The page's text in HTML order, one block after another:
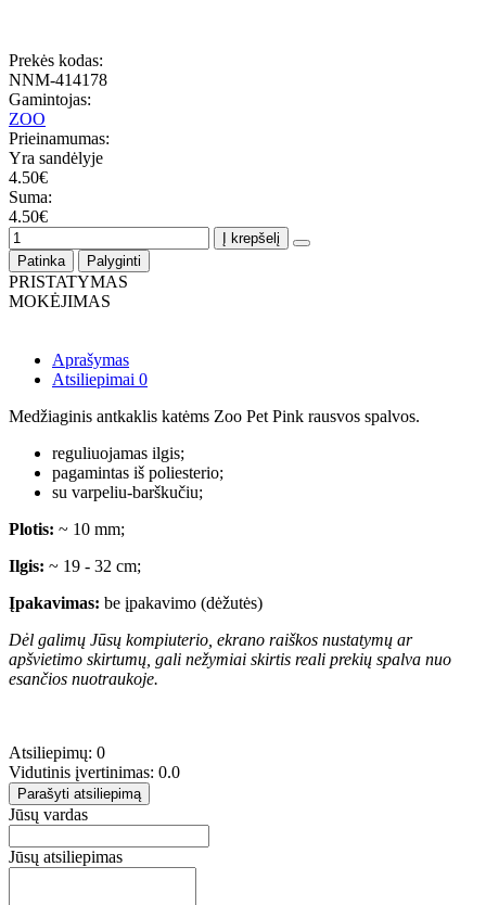
Prekės kodas:
NNM-414178
Gamintojas:
ZOO
Prieinamumas:
Yra sandėlyje
4.50€
Suma:
4.50€
Į krepšelį
Patinka
Palyginti
PRISTATYMAS
MOKĖJIMAS
Aprašymas
Atsiliepimai 0
Medžiaginis antkaklis katėms Zoo Pet Pink rausvos spalvos.
reguliuojamas ilgis;
pagamintas iš poliesterio;
su varpeliu-barškučiu;
Plotis: ~ 10 mm;
Ilgis: ~ 19 - 32 cm;
Įpakavimas: be įpakavimo (dėžutės)
Dėl galimų Jūsų kompiuterio, ekrano raiškos nustatymų ar
apšvietimo skirtumų, gali nežymiai skirtis reali prekių spalva nuo
esančios nuotraukoje.
Atsiliepimų: 0
Vidutinis įvertinimas: 0.0
Parašyti atsiliepimą
Jūsų vardas
Jūsų atsiliepimas